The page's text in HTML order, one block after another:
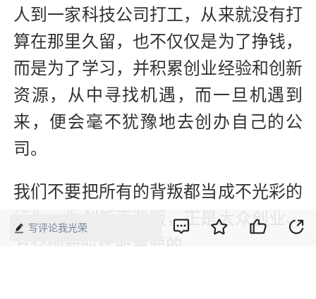
人到一家科技公司打工，从来就没有打
算在那里久留，也不仅仅是为了挣钱，
而是为了学习，并积累创业经验和创新
资源，从中寻找机遇，而一旦机遇到
来，便会毫不犹豫地去创办自己的公
司。
我们不要把所有的背叛都当成不光彩的
行为，为创新而背叛，正是大众创业、
万众创新时代所需要的。
写评论我光荣